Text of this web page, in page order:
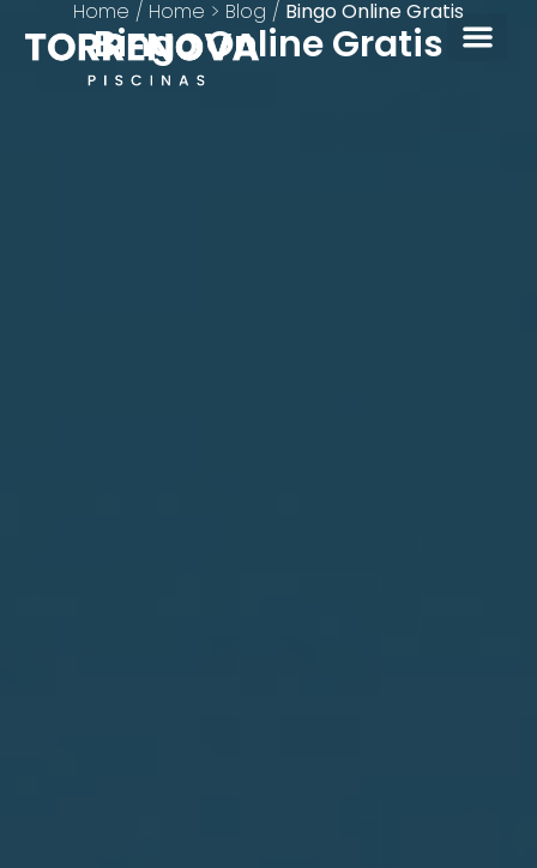
Home / Home > Blog / Bingo Online Gratis
Bingo Online Gratis